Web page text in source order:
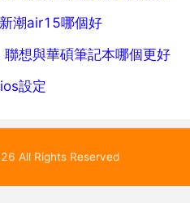
潮air15哪個好
想與華碩筆記本哪個更好
設定
All Rights Reserved